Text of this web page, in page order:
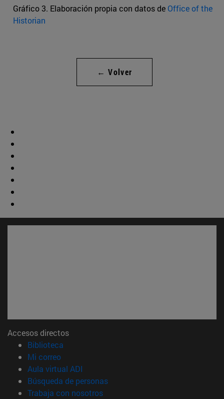
Gráfico 3. Elaboración propia con datos de Office of the
Historian
← Volver
Accesos directos
Biblioteca
Mi correo(abre en nueva ventana)
Aula virtual ADI
Búsqueda de personas(abre en nueva ventana)
Trabaja con nosotros(abre en nueva ventana)